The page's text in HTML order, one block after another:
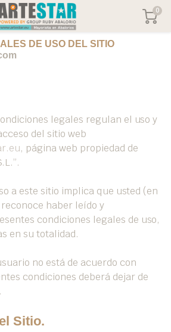
0
DE USO DEL SITIO
legales regulan el uso y
del sitio web
, página web propiedad de
a este sitio implica que usted (en
haber leído y
condiciones legales de uso,
en su totalidad.
no está de acuerdo con
condiciones deberá dejar de
Sitio.